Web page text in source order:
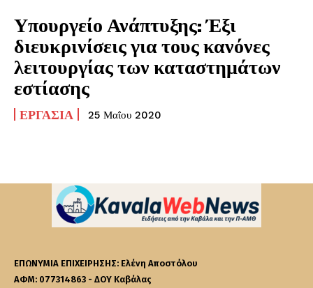
Υπουργείο Ανάπτυξης: Έξι
διευκρινίσεις για τους κανόνες
λειτουργίας των καταστημάτων
εστίασης
ΕΡΓΑΣΊΑ 25 Μαΐου 2020
ΕΠΩΝΥΜΙΑ ΕΠΙΧΕΙΡΗΣΗΣ: Ελένη Αποστόλου
ΑΦΜ: 077314863 - ΔΟΥ Καβάλας